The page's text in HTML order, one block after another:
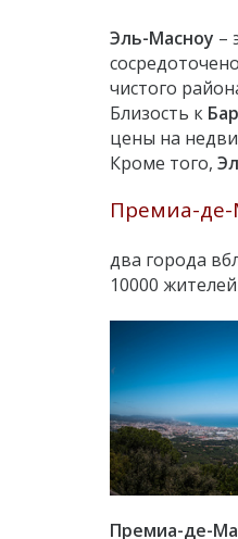
Эль-Масноу –
чистого
Близость к
цены на
Кроме того,
Премиа-де-
два города
10000
Премиа-де-